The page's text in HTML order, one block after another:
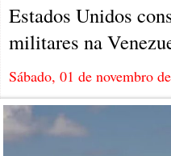
Estados Unidos
militares na
Sábado, 01 de novembro